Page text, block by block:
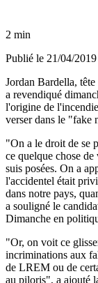
2 min
Publié le 21/04/
Jordan Bardella,
a revendiqué
l'origine de
verser dans le "fake
"On a le droit de se
ce quelque chose
suis posées. On a
l'accidentel était
dans notre pays,
a souligné le
Dimanche en
"Or, on voit ce
incriminations aux
de LREM ou de
au piloris", a ajouté